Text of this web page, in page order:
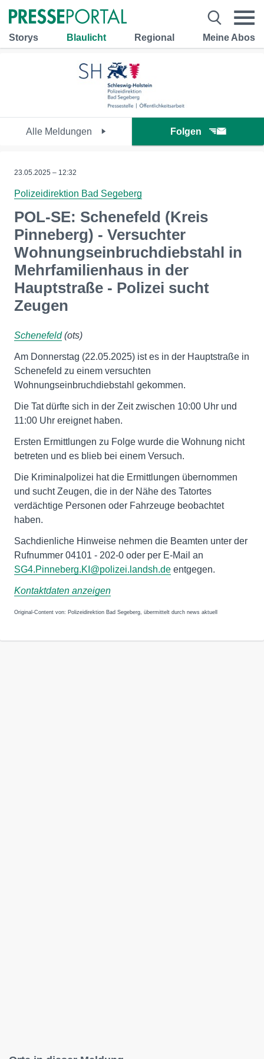
Storys Blaulicht Regional Meine Abos
Alle Meldungen Folgen
23.05.2025 – 12:32
Polizeidirektion Bad Segeberg
POL-SE: Schenefeld (Kreis
Pinneberg) - Versuchter
Wohnungseinbruchdiebstahl in
Mehrfamilienhaus in der
Hauptstraße - Polizei sucht
Zeugen
Schenefeld(ots)
Am Donnerstag (22.05.2025) ist es in der Hauptstraße in
Schenefeld zu einem versuchten
Wohnungseinbruchdiebstahl gekommen.
Die Tat dürfte sich in der Zeit zwischen 10:00 Uhr und
11:00 Uhr ereignet haben.
Ersten Ermittlungen zu Folge wurde die Wohnung nicht
betreten und es blieb bei einem Versuch.
Die Kriminalpolizei hat die Ermittlungen übernommen
und sucht Zeugen, die in der Nähe des Tatortes
verdächtige Personen oder Fahrzeuge beobachtet
haben.
Sachdienliche Hinweise nehmen die Beamten unter der
Rufnummer 04101 - 202-0 oder per E-Mail an
SG4.Pinneberg.KI@polizei.landsh.de entgegen.
Kontaktdaten anzeigen
Original-Content von: Polizeidirektion Bad Segeberg, übermittelt durch news aktuell